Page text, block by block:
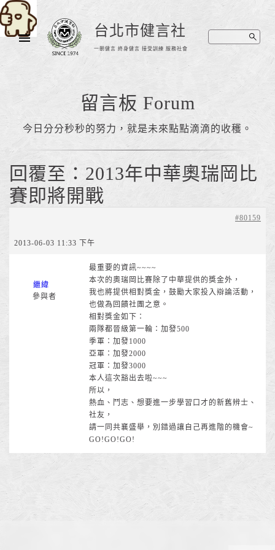
台北市健言社
一朝健言 終身健言 接受訓練 服務社會
留言板 Forum
今日分分秒秒的努力，就是未來點點滴滴的收穫。
回覆至：2013年中華奧瑞岡比
賽即將開戰
2013-06-03 11:33 下午
#80159
繼緯
參與者
最重要的資訊~~~~
本次的奧瑞岡比賽除了中華提供的獎金外，
我也將提供相對獎金，鼓勵大家投入辯論活動，
也做為回饋社團之意。
相對獎金如下：
兩隊都晉級第一輪：加發500
季軍：加發1000
亞軍：加發2000
冠軍：加發3000
本人這次豁出去啦~~~
所以，
熱血、鬥志、想要進一步學習口才的新舊辨士、
社友，
請一同共襄盛舉，別錯過讓自己再進階的機會~
GO!GO!GO!